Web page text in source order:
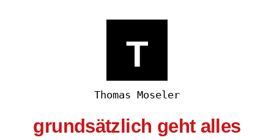
T
Thomas Moseler
grundsätzlich geht alles